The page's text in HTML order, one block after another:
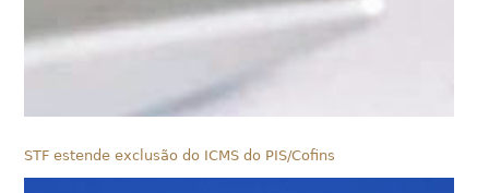
STF estende exclusão do ICMS do PIS/Cofins